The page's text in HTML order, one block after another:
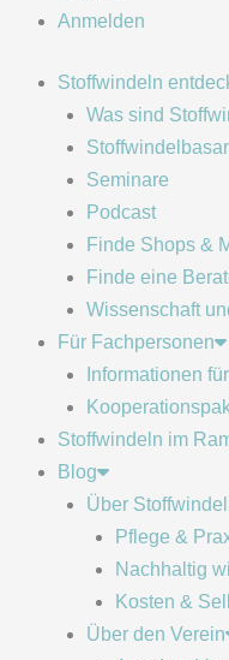
Anmelden
Stoffwindeln
Was sind
Stoffwindelbasar
Seminare
Podcast
Finde Shops &
Finde eine
Wissenschaft
Für Fachpersonen
Informationen
Stoffwindeln im
Blog
Über
Pflege &
Nachhaltig
Kosten &
Über den Verein